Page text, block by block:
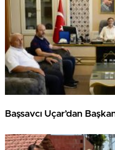
Başsavcı Uçar’dan